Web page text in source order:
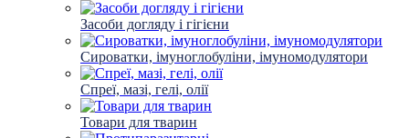
Засоби догляду і гігієни
Сироватки, імуноглобуліни, імуномодулятори
Спреї, мазі, гелі, олії
Товари для тварин